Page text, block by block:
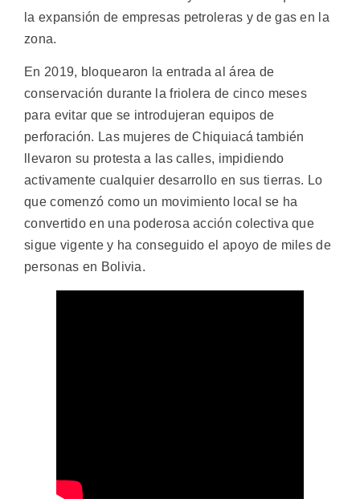
la expansión de empresas petroleras y de gas en la
zona.
En 2019, bloquearon la entrada al área de
conservación durante la friolera de cinco meses
para evitar que se introdujeran equipos de
perforación. Las mujeres de Chiquiacá también
llevaron su protesta a las calles, impidiendo
activamente cualquier desarrollo en sus tierras. Lo
que comenzó como un movimiento local se ha
convertido en una poderosa acción colectiva que
sigue vigente y ha conseguido el apoyo de miles de
personas en Bolivia.